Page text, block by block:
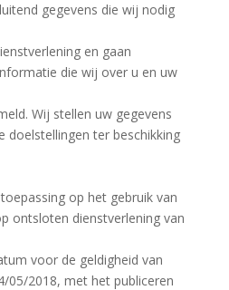
gegevens die wij nodig
en gaan
die wij over u en uw
Wij stellen uw gegevens
ter beschikking
op het gebruik van
ontsloten dienstverlening van
voor de geldigheid van
05/2018, met het publiceren